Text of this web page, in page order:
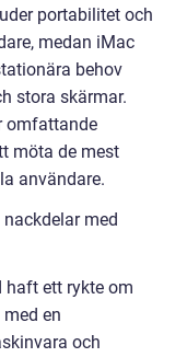
portabilitet och
medan iMac
behov
stora skärmar.
omfattande
möta de mest
användare.
med
haft ett rykte om
en
och